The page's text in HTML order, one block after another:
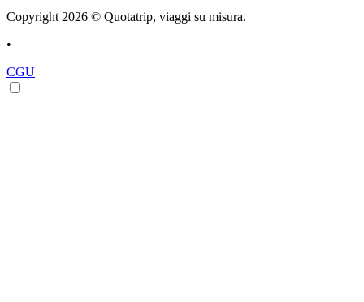
Copyright 2026 © Quotatrip, viaggi su misura.
•
CGU